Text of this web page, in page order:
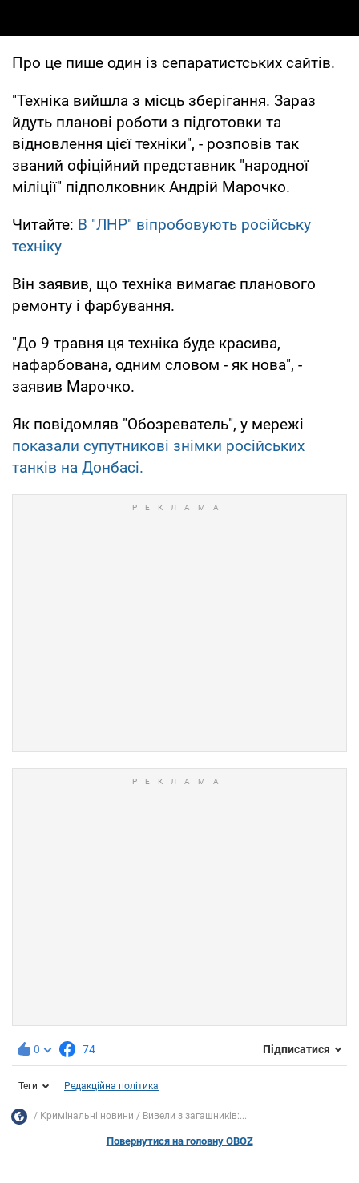
Про це пише один із сепаратистських сайтів.
"Техніка вийшла з місць зберігання. Зараз
йдуть планові роботи з підготовки та
відновлення цієї техніки", - розповів так
званий офіційний представник "народної
міліції" підполковник Андрій Марочко.
Читайте: В "ЛНР" віпробовують російську
техніку
Він заявив, що техніка вимагає планового
ремонту і фарбування.
"До 9 травня ця техніка буде красива,
нафарбована, одним словом - як нова", -
заявив Марочко.
Як повідомляв "Обозреватель", у мережі
показали супутникові знімки російських
танків на Донбасі.
0 74 Підписатися
Теги Редакційна політика
Кримінальні новини Вивели з загашників:...
Повернутися на головну OBOZ